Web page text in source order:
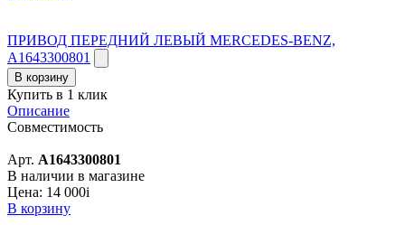
ПРИВОД ПЕРЕДНИЙ ЛЕВЫЙ MERCEDES-BENZ,
A1643300801
В корзину
Купить в 1 клик
Описание
Совместимость
Арт. A1643300801
В наличии в магазине
Цена: 14 000i
В корзину